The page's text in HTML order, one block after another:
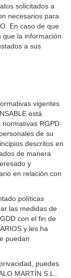
solicitados a
necesarios para
En caso de que
que la información
a sus
vigentes
está
RGPD
de su
descritos en
de manera
y
en relación con
políticas
las medidas de
con el fin de
y les ha
puedan
puedes
MARTÍN S.L..